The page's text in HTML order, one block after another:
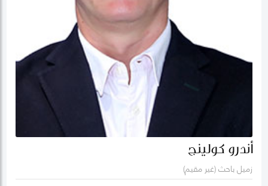
أندرو كولينج
زميل باحث (غير مقيم)